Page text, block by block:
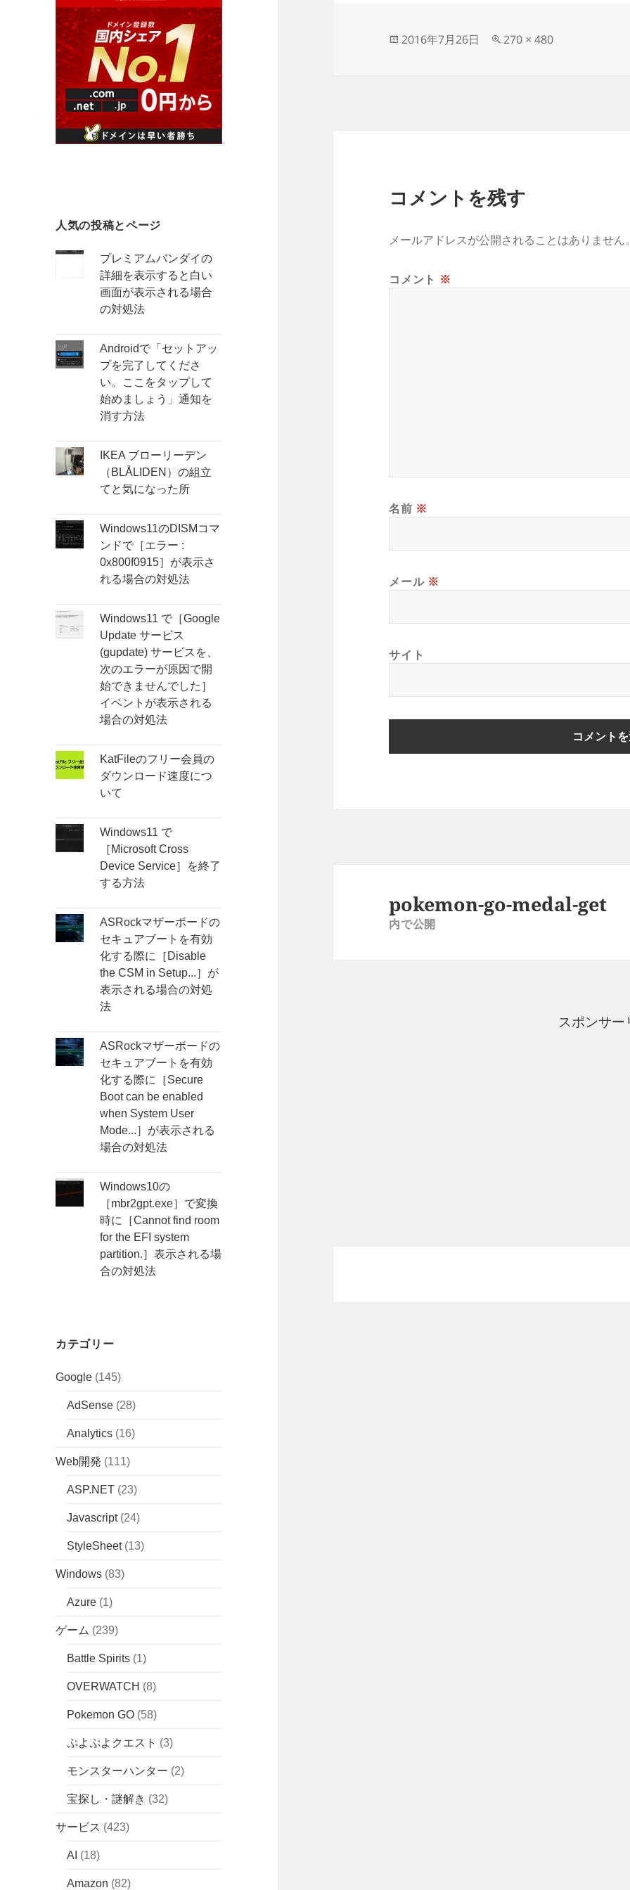
人気の投稿とページ
プレミアムバンダイの
詳細を表示すると白い
画面が表示される場合
の対処法
Androidで「セットアッ
プを完了してくださ
い。ここをタップして
始めましょう」通知を
消す方法
IKEA ブローリーデン
（BLÅLIDEN）の組立
てと気になった所
Windows11のDISMコマ
ンドで［エラー :
0x800f0915］が表示さ
れる場合の対処法
Windows11 で［Google
Update サービス
(gupdate) サービスを、
次のエラーが原因で開
始できませんでした］
イベントが表示される
場合の対処法
KatFileのフリー会員の
ダウンロード速度につ
いて
Windows11 で
［Microsoft Cross
Device Service］を終了
する方法
ASRockマザーボードの
セキュアブートを有効
化する際に［Disable
the CSM in Setup...］が
表示される場合の対処
法
ASRockマザーボードの
セキュアブートを有効
化する際に［Secure
Boot can be enabled
when System User
Mode...］が表示される
場合の対処法
Windows10の
［mbr2gpt.exe］で変換
時に［Cannot find room
for the EFI system
partition.］表示される場
合の対処法
カテゴリー
Google (145)
AdSense (28)
Analytics (16)
Web開発 (111)
ASP.NET (23)
Javascript(24)
StyleSheet(13)
Windows (83)
Azure (1)
ゲーム (239)
Battle Spirits (1)
OVERWATCH (8)
Pokemon GO (58)
ぷよぷよクエスト (3)
モンスターハンター (2)
宝探し・謎解き (32)
サービス (423)
AI (18)
Amazon (82)
投
2016年7月26日
フ
270 × 480
コメントを残す
メールアドレスが公開されることはありません
コメント ※
名前 ※
メール ※
サイト
pokemon-go-medal-get
内で公開
スポンサー